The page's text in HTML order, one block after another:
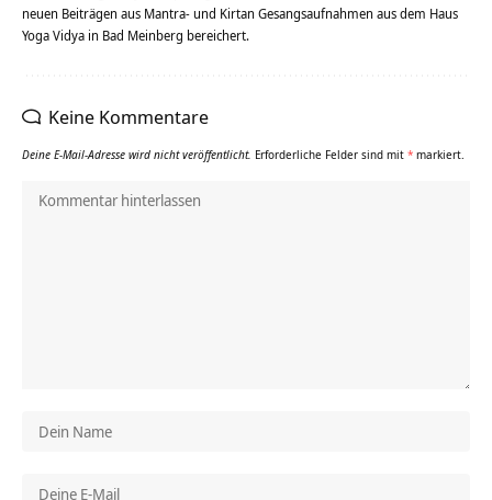
neuen Beiträgen aus Mantra- und Kirtan Gesangsaufnahmen aus dem Haus
Yoga Vidya in Bad Meinberg bereichert.
Keine Kommentare
Deine E-Mail-Adresse wird nicht veröffentlicht. Erforderliche Felder sind mit * markiert.